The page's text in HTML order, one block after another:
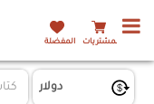
المشتريات المفضلة